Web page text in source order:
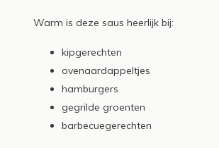
Warm is deze saus heerlijk bij:
kipgerechten
ovenaardappeltjes
hamburgers
gegrilde groenten
barbecuegerechten